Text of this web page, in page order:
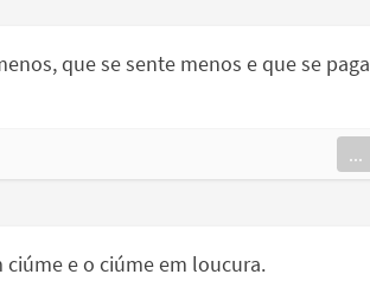
que se sente menos e que se paga
...
e o ciúme em loucura.